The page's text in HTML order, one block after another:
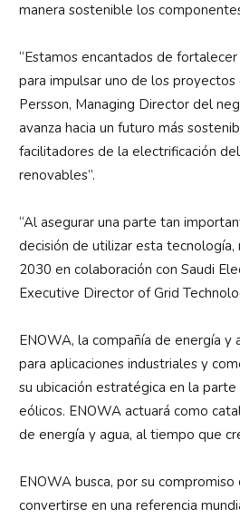
manera sostenible los
“Estamos encantados de
para impulsar uno de los
Persson, Managing Director del
avanza hacia un futuro más
facilitadores de la electrificación
renovables”.
“Al asegurar una parte tan
decisión de utilizar esta
2030 en colaboración con Saudi
Executive Director of Grid
ENOWA, la compañía de energía
para aplicaciones industriales y
su ubicación estratégica en la
eólicos. ENOWA actuará como
de energía y agua, al tiempo que
ENOWA busca, por su
convertirse en una referencia